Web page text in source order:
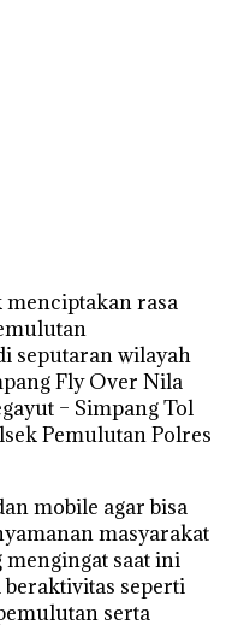
rasa
seputaran wilayah
Fly Over Nila
– Simpang Tol
Pemulutan Polres
mobile agar bisa
masyarakat
saat ini
seperti
serta